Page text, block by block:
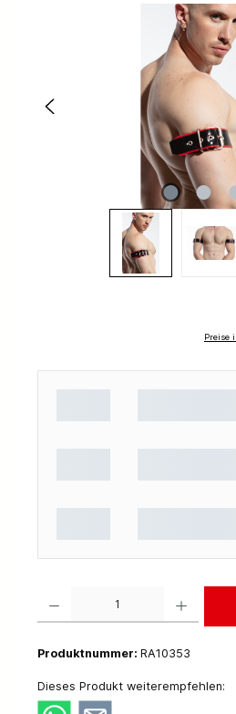
Preise
Produktnummer: RA10353
Dieses Produkt weiterempfehlen: